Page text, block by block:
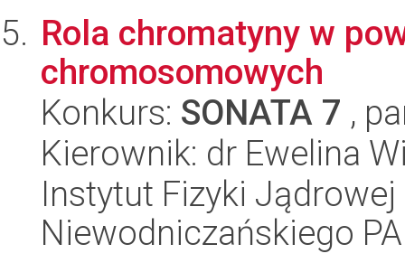
Rola chromatyny w
chromosomowych
Konkurs: SONATA 7 ,
Kierownik: dr Ewelina
Instytut Fizyki
Niewodniczańskiego